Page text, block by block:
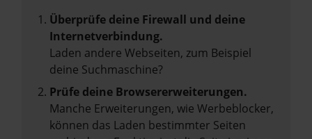
Überprüfe deine Firewall und deine
Internetverbindung.
Laden andere Webseiten, zum Beispiel
deine Suchmaschine?
Prüfe deine Browsererweiterungen.
Manche Erweiterungen, wie Werbeblocker,
können das Laden bestimmter Seiten